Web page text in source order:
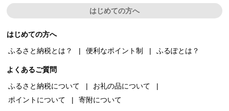
はじめての方へ
はじめての方へ
ふるさと納税とは？
便利なポイント制 ふるぽとは？
よくあるご質問
ふるさと納税について
お礼の品について
ポイントについて
寄附について